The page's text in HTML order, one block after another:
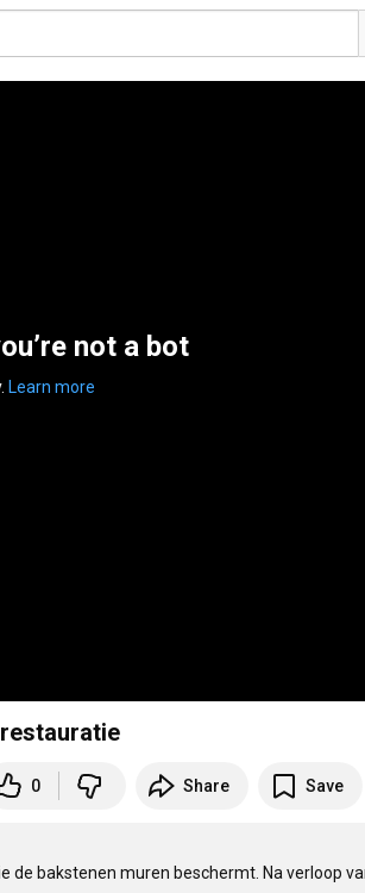
not a bot
Learn more
0 Share Save
de bakstenen muren beschermt. Na verloop